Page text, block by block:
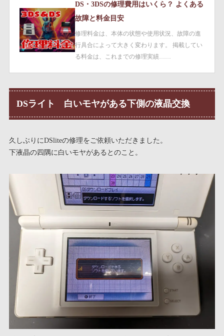
DS・3DSの修理費用はいくら？ よくある
故障と料金目安
修理料金は、本体の状態や使用状況、故障の進
行具合によって大きく変わります。 掲載してい
る料金は、これまでの修理実績……
DSライト 白いモヤがある下側の液晶交換
久しぶりにDSliteの修理をご依頼いただきました。
下液晶の四隅に白いモヤがあるとのこと。